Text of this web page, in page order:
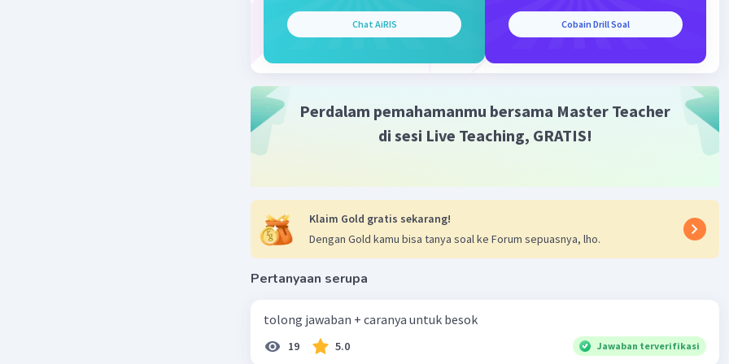
Chat AiRIS Cobain Drill Soal
Perdalam pemahamanmu bersama Master Teacher
di sesi Live Teaching, GRATIS!
Klaim Gold gratis sekarang!
Dengan Gold kamu bisa tanya soal ke Forum sepuasnya, lho.
Pertanyaan serupa
tolong jawaban + caranya untuk besok
19 5.0 Jawaban terverifikasi